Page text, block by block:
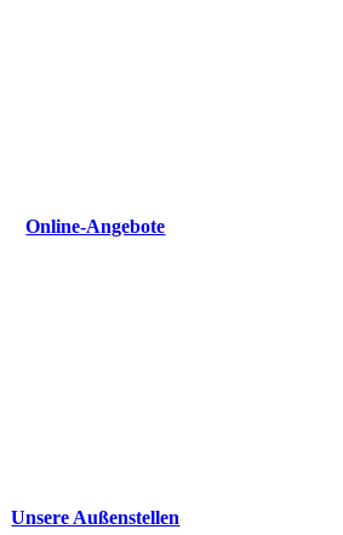
Online-Angebote
Unsere Außenstellen